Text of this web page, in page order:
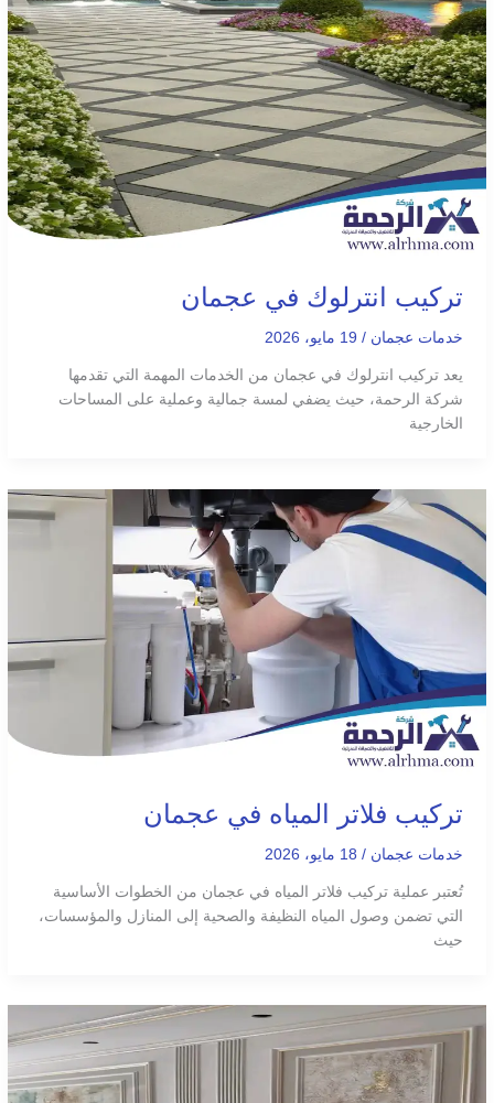
تركيب انترلوك في عجمان
خدمات عجمان/19 مايو، 2026
يعد تركيب انترلوك في عجمان من الخدمات المهمة التي تقدمها
شركة الرحمة، حيث يضفي لمسة جمالية وعملية على المساحات
الخارجية
تركيب فلاتر المياه في عجمان
خدمات عجمان/18 مايو، 2026
تُعتبر عملية تركيب فلاتر المياه في عجمان من الخطوات الأساسية
التي تضمن وصول المياه النظيفة والصحية إلى المنازل والمؤسسات،
حيث